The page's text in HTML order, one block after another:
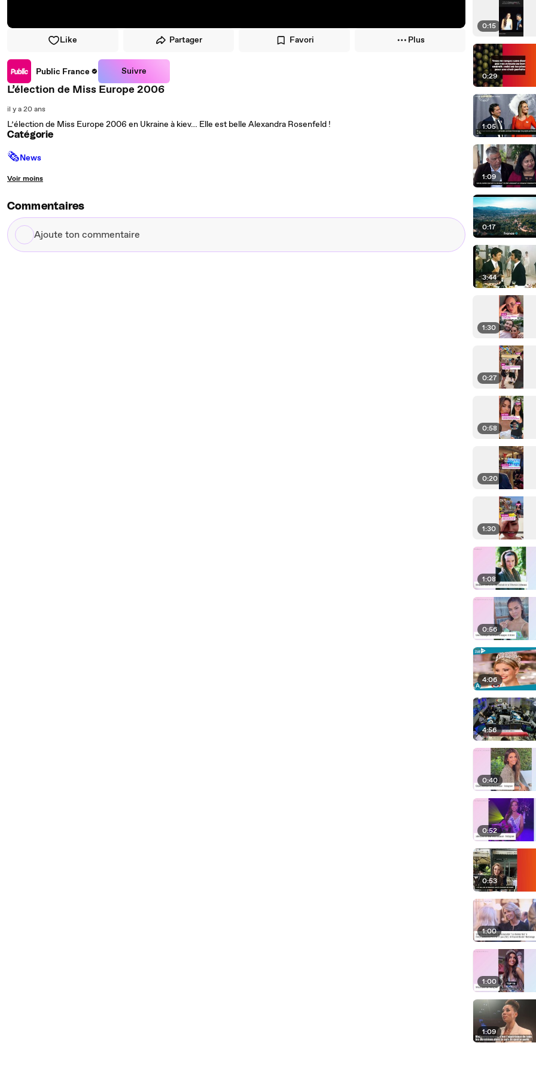
Like Partager Favori Plus
Public France Suivre
L’élection de Miss Europe 2006
il y a 20 ans
L’élection de Miss Europe 2006 en Ukraine à kiev… Elle est belle Alexandra Rosenfeld !
Catégorie
🗞News
Voir moins
Commentaires
Ajoute
ton
0:15
0:29
1:05
1:09
0:17
3:44
1:30
0:27
0:58
0:20
1:30
1:08
0:56
4:06
4:56
0:40
0:52
0:53
1:00
1:00
1:09